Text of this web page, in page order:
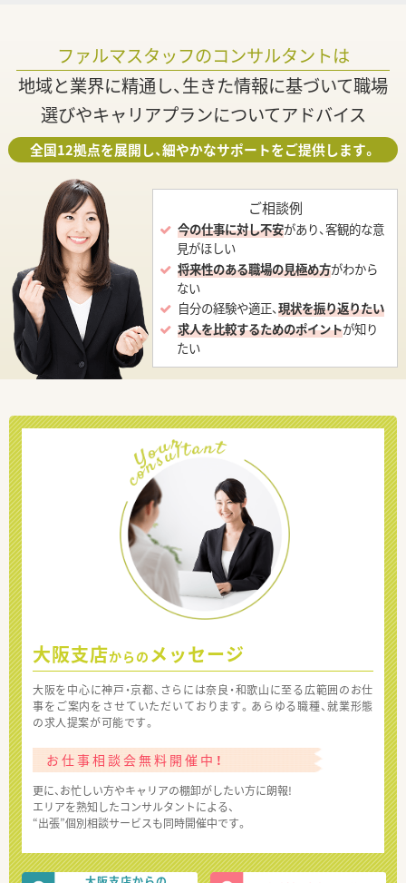
ファルマスタッフのコンサルタントは
地域と業界に精通し、生きた情報に基づいて職場
選びやキャリアプランについてアドバイス
全国12拠点を展開し、細やかなサポートをご提供します。
ご相談例
今の仕事に対し不安があり、客観的な意
見がほしい
将来性のある職場の見極め方がわから
ない
自分の経験や適正、現状を振り返りたい
求人を比較するためのポイントが知り
たい
大阪支店からの メッセージ
大阪を中心に神戸・京都、さらには奈良・和歌山に至る広範囲のお仕
事をご案内をさせていただいております。あらゆる職種、就業形態
の求人提案が可能です。
お仕事相談会無料開催中！
更に、お忙しい方やキャリアの棚卸がしたい方に朗報!
エリアを熟知したコンサルタントによる、
“出張”個別相談サービスも同時開催中です。